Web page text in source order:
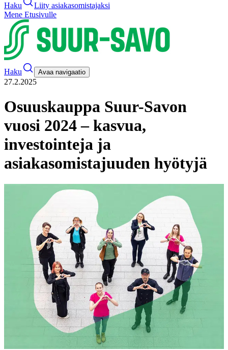
Haku
Liity asiakasomistajaksi
Mene Etusivulle
Haku Avaa navigaatio
27.2.2025
Osuuskauppa Suur-Savon
vuosi 2024 – kasvua,
investointeja ja
asiakasomistajuuden hyötyjä